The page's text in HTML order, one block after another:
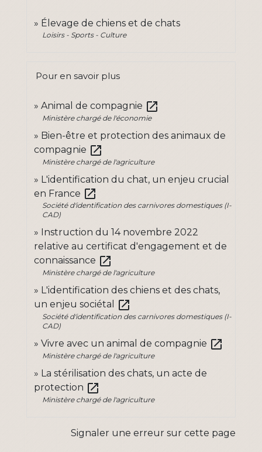
Élevage de chiens et de chats
Loisirs - Sports - Culture
Pour en savoir plus
Animal de compagnie open_in_new
Ministère chargé de l'économie
Bien-être et protection des animaux de
compagnie open_in_new
Ministère chargé de l'agriculture
L'identification du chat, un enjeu crucial
en France open_in_new
Société d'identification des carnivores domestiques (I-
CAD)
Instruction du 14 novembre 2022
relative au certificat d'engagement et de
connaissance open_in_new
Ministère chargé de l'agriculture
L'identification des chiens et des chats,
un enjeu sociétal
open_in_new
Société d'identification des carnivores domestiques (I-
CAD)
Vivre avec un animal de compagnie open_in_new
Ministère chargé de l'agriculture
La stérilisation des chats, un acte de
protection open_in_new
Ministère chargé de l'agriculture
Signaler une erreur sur cette page